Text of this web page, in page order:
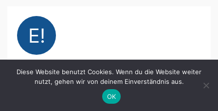
europa! 29. Nov. 2007|Antworten
haha Ignoranten!
aber das wird ncihts daran ändern, das europa amerika
irgendwann mal überholen wird in der globalisierung!!!
Diese Website benutzt Cookies. Wenn du die Website weiter
nutzt, gehen wir von deinem Einverständnis aus.
OK